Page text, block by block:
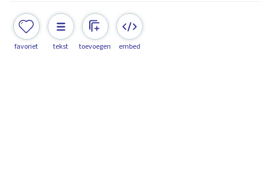
favoriet tekst toevoegen embed